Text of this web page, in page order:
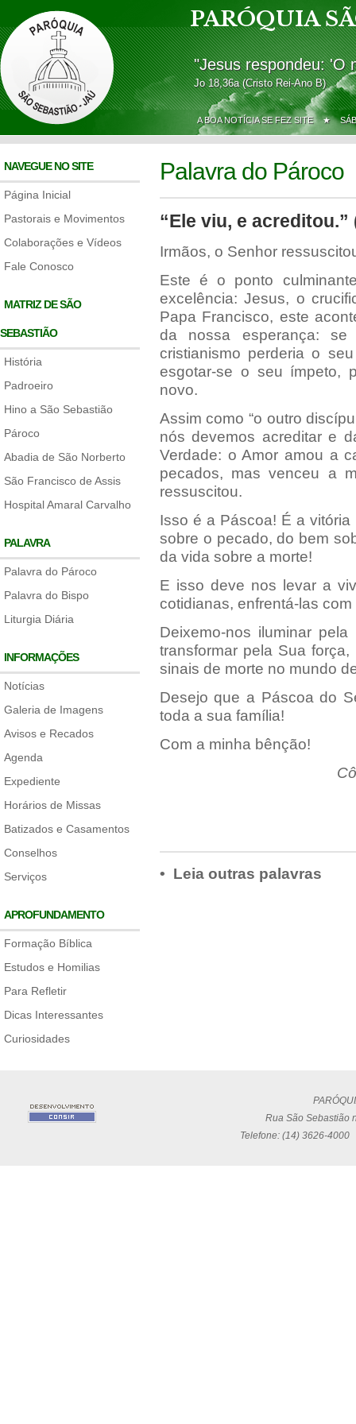
PARÓQUIA
"Jesus respondeu: 'O
Jo 18,36a (Cristo Rei-Ano B)
A BOA NOTÍCIA SE FEZ SITE ★
NAVEGUE NO SITE
Página Inicial
Pastorais e Movimentos
Colaborações e Vídeos
Fale Conosco
MATRIZ DE SÃO
SEBASTIÃO
História
Padroeiro
Hino a São Sebastião
Pároco
Abadia de São Norberto
São Francisco de Assis
Hospital Amaral Carvalho
PALAVRA
Palavra do Pároco
Palavra do Bispo
Liturgia Diária
INFORMAÇÕES
Notícias
Galeria de Imagens
Avisos e Recados
Agenda
Expediente
Horários de Missas
Batizados e Casamentos
Conselhos
Serviços
APROFUNDAMENTO
Formação Bíblica
Estudos e Homilias
Para Refletir
Dicas Interessantes
Curiosidades
Palavra do Pároco
“Ele viu, e
Irmãos, o Senhor
Este é o ponto
excelência: Jesus, o
Papa Francisco, este
da nossa esperança: se
cristianismo perderia o
esgotar-se o seu ímpeto,
novo.
Assim como “o outro
nós devemos acreditar e
Verdade: o Amor amou a
pecados, mas venceu a
ressuscitou.
Isso é a Páscoa! É a
sobre o pecado, do bem
da vida sobre a morte!
E isso deve nos levar a
cotidianas, enfrentá-las
Deixemo-nos iluminar
transformar pela Sua
sinais de morte no mundo
Desejo que a Páscoa do
toda a sua família!
Com a minha bênção!
• Leia outras palavras
Rua São Sebastião
Telefone: (14) 3626-